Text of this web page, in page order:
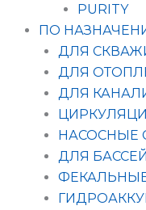
PURITY
ПО
ДЛЯ
ДЛЯ
ДЛЯ
НАСОСНЫЕ
ДЛЯ